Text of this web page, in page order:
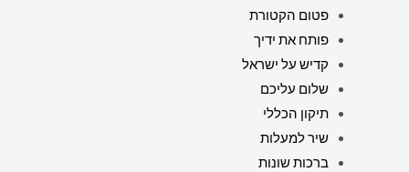
פטום הקטורת
פותח את ידיך
קדיש על ישראל
שלום עליכם
תיקון הכללי
שיר למעלות
ברכות שונות